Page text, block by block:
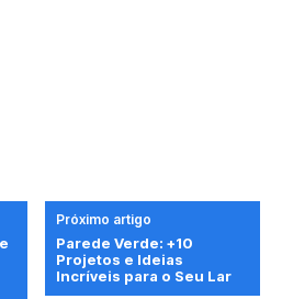
Próximo artigo
Parede Verde: +10
Projetos e Ideias
Incríveis para o Seu Lar